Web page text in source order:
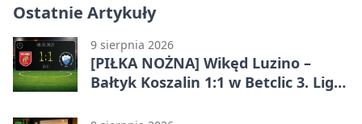
Ostatnie Artykuły
9 sierpnia 2026
[PIŁKA NOŻNA] Wikęd Luzino –
Bałtyk Koszalin 1:1 w Betclic 3. Liga